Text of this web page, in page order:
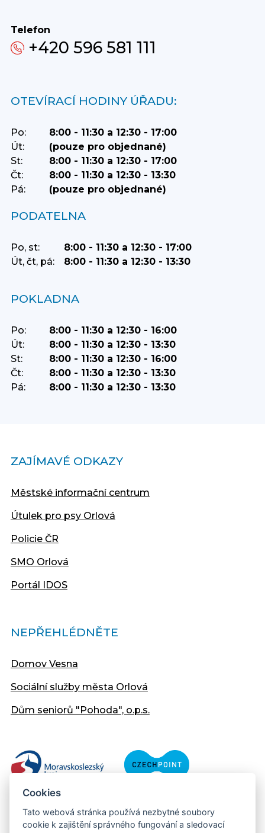
Telefon
+420 596 581 111
OTEVÍRACÍ HODINY ÚŘADU:
Po:
8:00 - 11:30 a 12:30 - 17:00
Út:
(pouze pro objednané)
St:
8:00 - 11:30 a 12:30 - 17:00
Čt:
8:00 - 11:30 a 12:30 - 13:30
Pá:
(pouze pro objednané)
PODATELNA
Po, st:
8:00 - 11:30 a 12:30 - 17:00
Út, čt, pá:
8:00 - 11:30 a 12:30 - 13:30
POKLADNA
Po:
8:00 - 11:30 a 12:30 - 16:00
Út:
8:00 - 11:30 a 12:30 - 13:30
St:
8:00 - 11:30 a 12:30 - 16:00
Čt:
8:00 - 11:30 a 12:30 - 13:30
Pá:
8:00 - 11:30 a 12:30 - 13:30
ZAJÍMAVÉ ODKAZY
Městské informační centrum
Útulek pro psy Orlová
Policie ČR
SMO Orlová
Portál IDOS
NEPŘEHLÉDNĚTE
Domov Vesna
Sociální služby města Orlová
Dům seniorů "Pohoda", o.p.s.
Cookies
Tato webová stránka používá nezbytné soubory
cookie k zajištění správného fungování a sledovací